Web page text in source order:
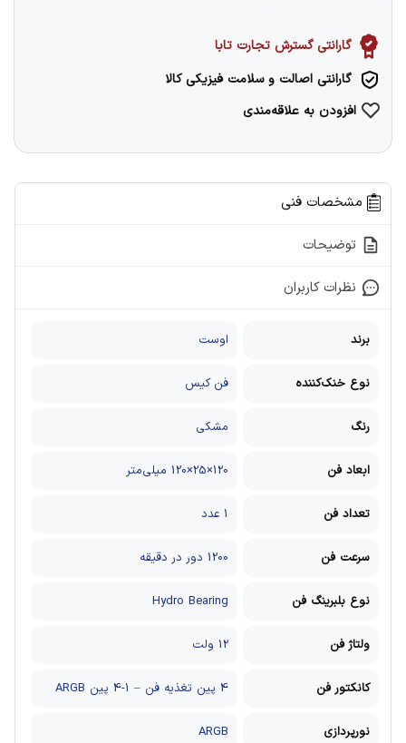
گارانتی گسترش تجارت تابا
گارانتی اصالت و سلامت فیزیکی کالا
افزودن به علاقه‌مندی
مشخصات فنی
توضیحات
نظرات کاربران
برند اوست
نوع خنک‌کننده فن کیس
رنگ مشکی
ابعاد فن 120×25×120 میلی‌متر
تعداد فن 1 عدد
سرعت فن 1200 دور در دقیقه
نوع بلبرینگ فن Hydro Bearing
ولتاژ فن 12 ولت
کانکتور فن 4 پین تغذیه فن – 1-4 پین ARGB
نورپردازی ARGB